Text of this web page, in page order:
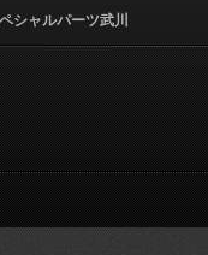
シャルパーツ武川